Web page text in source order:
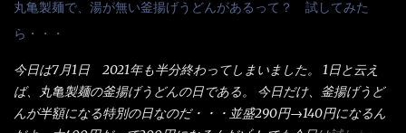
丸亀製麺で、湯が無い釜揚げうどんがあるって？ 試してみた
ら・・・
今日は7月1日 2021年も半分終わってしまいました。 1日と云え
ば、丸亀製麺の釜揚げうどんの日である。 今日だけ、釜揚げうど
んが半額になる特別の日なのだ・・・並盛290円→140円になるん